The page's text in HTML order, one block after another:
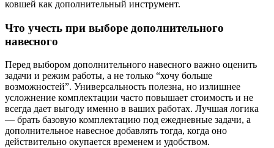
ковшей как дополнительный инструмент.
Что учесть при выборе дополнительного
навесного
Перед выбором дополнительного навесного важно оценить
задачи и режим работы, а не только “хочу больше
возможностей”. Универсальность полезна, но излишнее
усложнение комплектации часто повышает стоимость и не
всегда дает выгоду именно в ваших работах. Лучшая логика
— брать базовую комплектацию под ежедневные задачи, а
дополнительное навесное добавлять тогда, когда оно
действительно окупается временем и удобством.